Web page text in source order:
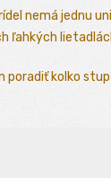
nemá jednu
ľahkých
poradiť kolko